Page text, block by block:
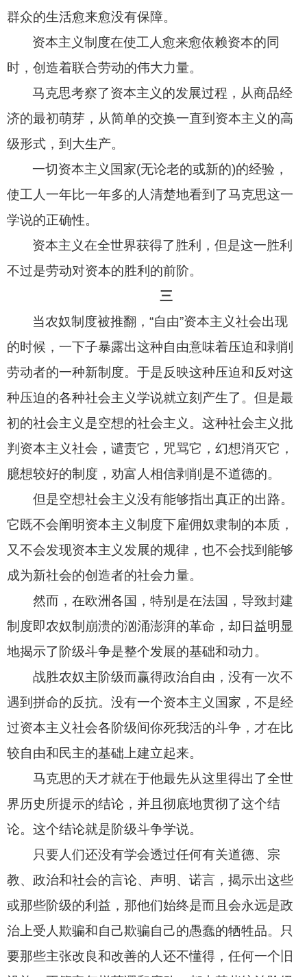
群众的生活愈来愈没有保障。
资本主义制度在使工人愈来愈依赖资本的同
时，创造着联合劳动的伟大力量。
马克思考察了资本主义的发展过程，从商品经
济的最初萌芽，从简单的交换一直到资本主义的高
级形式，到大生产。
一切资本主义国家(无论老的或新的)的经验，
使工人一年比一年多的人清楚地看到了马克思这一
学说的正确性。
资本主义在全世界获得了胜利，但是这一胜利
不过是劳动对资本的胜利的前阶。
三
当农奴制度被推翻，“自由”资本主义社会出现
的时候，一下子暴露出这种自由意味着压迫和剥削
劳动者的一种新制度。于是反映这种压迫和反对这
种压迫的各种社会主义学说就立刻产生了。但是最
初的社会主义是空想的社会主义。这种社会主义批
判资本主义社会，谴责它，咒骂它，幻想消灭它，
臆想较好的制度，劝富人相信剥削是不道德的。
但是空想社会主义没有能够指出真正的出路。
它既不会阐明资本主义制度下雇佣奴隶制的本质，
又不会发现资本主义发展的规律，也不会找到能够
成为新社会的创造者的社会力量。
然而，在欧洲各国，特别是在法国，导致封建
制度即农奴制崩溃的汹涌澎湃的革命，却日益明显
地揭示了阶级斗争是整个发展的基础和动力。
战胜农奴主阶级而赢得政治自由，没有一次不
遇到拼命的反抗。没有一个资本主义国家，不是经
过资本主义社会各阶级间你死我活的斗争，才在比
较自由和民主的基础上建立起来。
马克思的天才就在于他最先从这里得出了全世
界历史所提示的结论，并且彻底地贯彻了这个结
论。这个结论就是阶级斗争学说。
只要人们还没有学会透过任何有关道德、宗
教、政治和社会的言论、声明、诺言，揭示出这些
或那些阶级的利益，那他们始终是而且会永远是政
治上受人欺骗和自己欺骗自己的愚蠢的牺牲品。只
要那些主张改良和改善的人还不懂得，任何一个旧